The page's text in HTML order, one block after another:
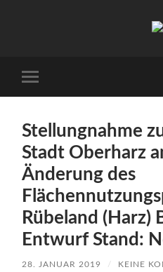
Menü
Stellungnahme
Stadt Oberharz
Änderung des
Rübeland (Harz)
Entwurf Stand:
28. JANUAR 2019 / KEINE